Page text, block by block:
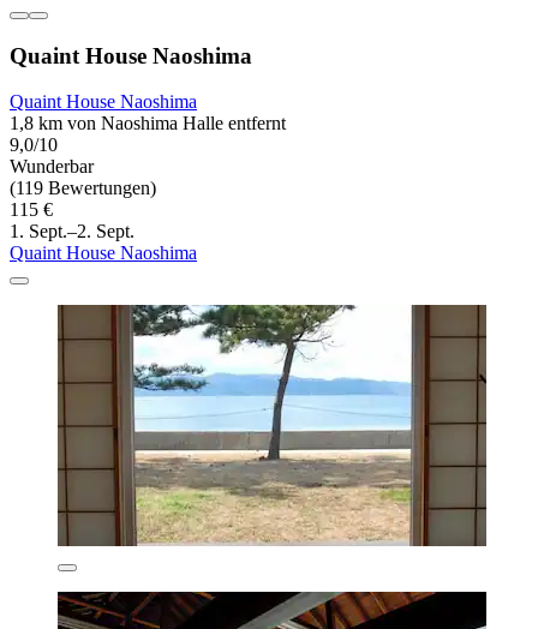
Quaint House Naoshima
Quaint House Naoshima
1,8 km von Naoshima Halle entfernt
9,0/10
Wunderbar
(119 Bewertungen)
115 €
1. Sept.–2. Sept.
Quaint House Naoshima